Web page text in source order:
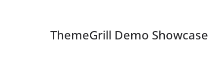
ThemeGrill Demo Showcase